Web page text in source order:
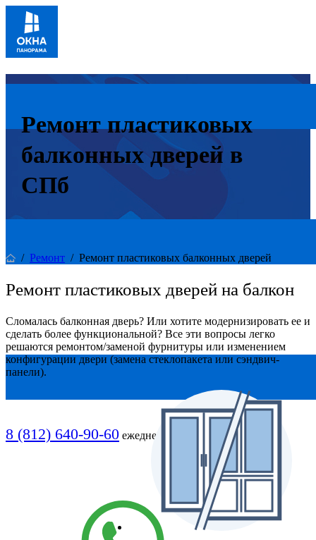
8 (812) 640-90-60 ежедневно, 9-21
Ремонт пластиковых
балконных дверей в
СПб
/ Ремонт / Ремонт пластиковых балконных дверей
Ремонт пластиковых дверей на балкон
Сломалась балконная дверь? Или хотите модернизировать ее и
сделать более функциональной? Все эти вопросы легко
решаются ремонтом/заменой фурнитуры или изменением
конфигурации двери (замена стеклопакета или сэндвич-
панели).